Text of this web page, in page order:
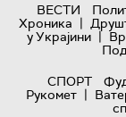
ВЕСТИ
Хроника |
у Украјини |
СПОРТ
Рукомет |